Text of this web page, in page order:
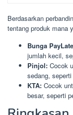
Berdasarkan
tentang produk mana
Bunga
jumlah kecil,
Pinjol: Cocok
sedang,
KTA: Cocok
besar, seperti